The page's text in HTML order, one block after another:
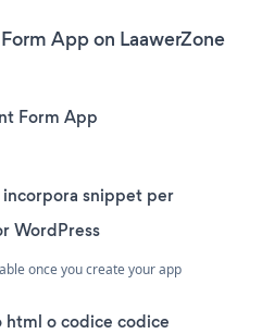
App on LaawerZone
Form App
snippet per
WordPress
once you create your app
o codice codice